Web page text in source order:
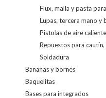
Flux, malla y pasta
Lupas, tercera mano y
Pistolas de aire
Repuestos para
Soldadura
Bananas y bornes
Baquelitas
Bases para integrados